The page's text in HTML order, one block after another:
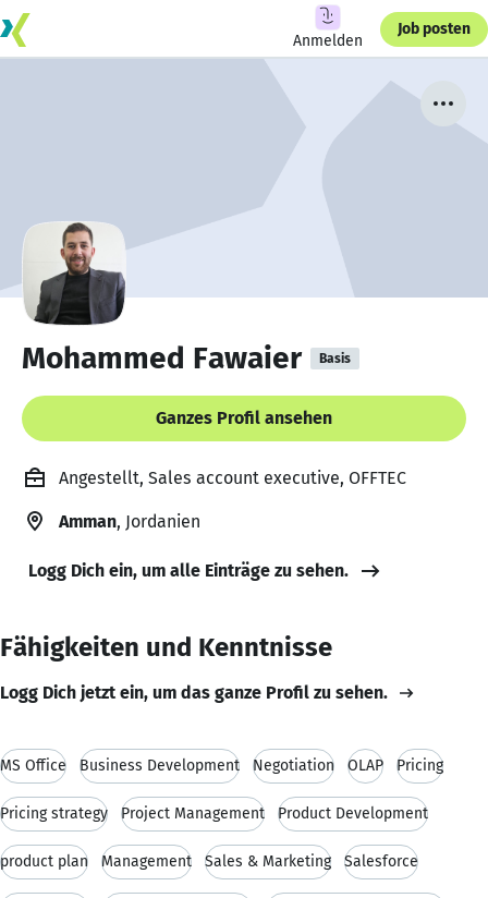
Anmelden
Job posten
Mohammed Fawaier Basis
Ganzes Profil ansehen
Angestellt, Sales account executive, OFFTEC
Amman, Jordanien
Logg Dich ein, um alle Einträge zu sehen.
Fähigkeiten und Kenntnisse
Logg Dich jetzt ein, um das ganze Profil zu sehen.
MS Office Business Development Negotiation OLAP Pricing
Pricing strategy Project Management Product Development
product plan Management Sales & Marketing Salesforce